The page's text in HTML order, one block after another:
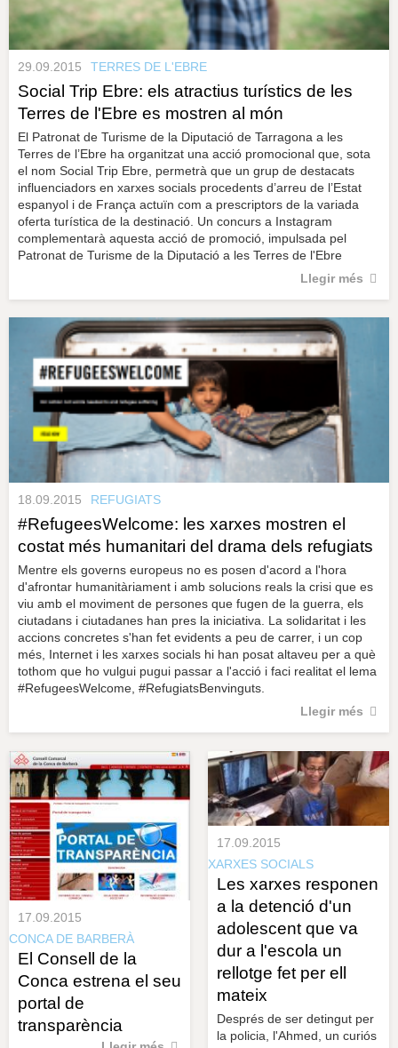
29.09.2015 TERRES DE L'EBRE
Social Trip Ebre: els atractius turístics de les
Terres de l'Ebre es mostren al món
El Patronat de Turisme de la Diputació de Tarragona a les
Terres de l’Ebre ha organitzat una acció promocional que, sota
el nom Social Trip Ebre, permetrà que un grup de destacats
influenciadors en xarxes socials procedents d’arreu de l’Estat
espanyol i de França actuïn com a prescriptors de la variada
oferta turística de la destinació. Un concurs a Instagram
complementarà aquesta acció de promoció, impulsada pel
Patronat de Turisme de la Diputació a les Terres de l'Ebre
Llegir més
18.09.2015 REFUGIATS
#RefugeesWelcome: les xarxes mostren el
costat més humanitari del drama dels refugiats
Mentre els governs europeus no es posen d'acord a l'hora
d'afrontar humanitàriament i amb solucions reals la crisi que es
viu amb el moviment de persones que fugen de la guerra, els
ciutadans i ciutadanes han pres la iniciativa. La solidaritat i les
accions concretes s'han fet evidents a peu de carrer, i un cop
més, Internet i les xarxes socials hi han posat altaveu per a què
tothom que ho vulgui pugui passar a l'acció i faci realitat el lema
#RefugeesWelcome, #RefugiatsBenvinguts.
Llegir més
17.09.2015
CONCA DE BARBERÀ
El Consell de la
Conca estrena el seu
portal de
transparència
17.09.2015
XARXES SOCIALS
Les xarxes responen
a la detenció d'un
adolescent que va
dur a l'escola un
rellotge fet per ell
mateix
Després de ser detingut per
la policia, l'Ahmed, un curiós